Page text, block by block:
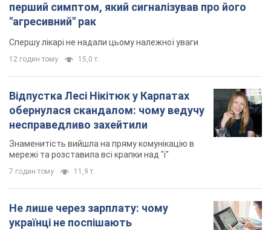
перший симптом, який сигналізував про його
"агресивний" рак
Спершу лікарі не надали цьому належної уваги
12 годин тому 15,0 т.
Відпустка Лесі Нікітюк у Карпатах
обернулася скандалом: чому ведучу
несправедливо захейтили
Знаменитість вийшла на пряму комунікацію в
мережі та розставила всі крапки над "і"
7 годин тому 11,9 т.
Не лише через зарплату: чому
українці не поспішають